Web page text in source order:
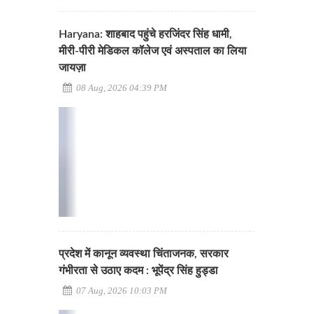
Haryana: शाहबाद पहुंचे हरजिंदर सिंह धामी,
मीरी-पीरी मेडिकल कॉलेज एवं अस्पताल का लिया
जायज़ा
08 Aug, 2026 04:39 PM
प्रदेश में कानून व्यवस्था चिंताजनक, सरकार
गंभीरता से उठाए कदम : भूपेंद्र सिंह हुड्डा
07 Aug, 2026 10:03 PM